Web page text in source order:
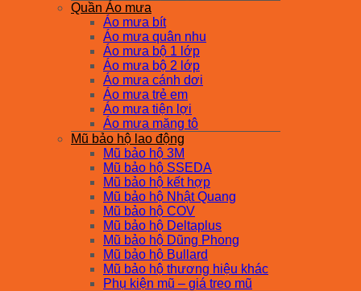
Quần Áo mưa
Áo mưa bít
Áo mưa quân nhu
Áo mưa bộ 1 lớp
Áo mưa bộ 2 lớp
Áo mưa cánh dơi
Áo mưa trẻ em
Áo mưa tiện lợi
Áo mưa măng tô
Mũ bảo hộ lao động
Mũ bảo hộ 3M
Mũ bảo hộ SSEDA
Mũ bảo hộ kết hợp
Mũ bảo hộ Nhật Quang
Mũ bảo hộ COV
Mũ bảo hộ Deltaplus
Mũ bảo hộ Dũng Phong
Mũ bảo hộ Bullard
Mũ bảo hộ thương hiệu khác
Phụ kiện mũ – giá treo mũ